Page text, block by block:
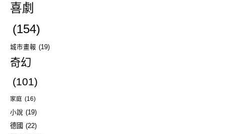
喜劇
(154)
城市畫報 (19)
奇幻
(101)
家庭 (16)
小說 (19)
德國 (22)